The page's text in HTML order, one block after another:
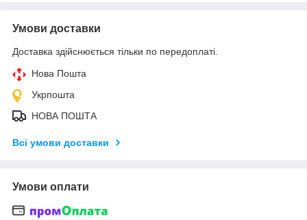
Умови доставки
Доставка здійснюється тільки по передоплаті.
Нова Пошта
Укрпошта
НОВА ПОШТА
Всі умови доставки
Умови оплати